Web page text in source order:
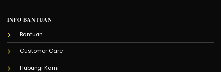
INFO BANTUAN
Bantuan
Customer Care
Hubungi Kami